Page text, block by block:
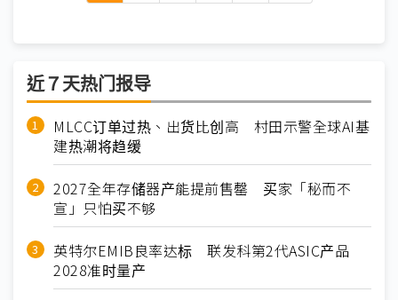
近７天热门报导
MLCC订单过热、出货比创高 村田示警全球AI基
建热潮将趋缓
2027全年存储器产能提前售罄 买家「秘而不
宣」只怕买不够
英特尔EMIB良率达标 联发科第2代ASIC产品
2028准时量产